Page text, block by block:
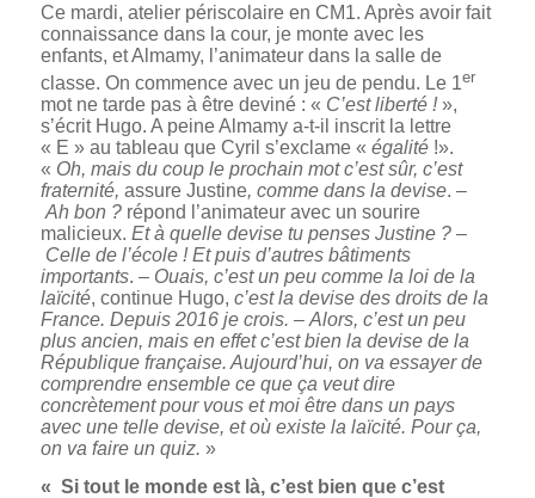
Ce mardi, atelier périscolaire en CM1. Après avoir fait
connaissance dans la cour, je monte avec les
enfants, et Almamy, l’animateur dans la salle de
classe. On commence avec un jeu de pendu. Le 1er
mot ne tarde pas à être deviné : « C’est liberté !»,
s’écrit Hugo. A peine Almamy a-t-il inscrit la lettre
« E » au tableau que Cyril s’exclame « égalité!».
« Oh, mais du coup le prochain mot c’est sûr, c’est
fraternité, assure Justine, comme dans la devise. –
Ah bon ?répond l’animateur avec un sourire
malicieux. Et à quelle devise tu penses Justine ?–
Celle de l’école ! Et puis d’autres bâtiments
importants. – Ouais, c’est un peu comme la loi de la
laïcité, continue Hugo, c’est la devise des droits de la
France. Depuis 2016 je crois. – Alors, c’est un peu
plus ancien, mais en effet c’est bien la devise de la
République française. Aujourd’hui, on va essayer de
comprendre ensemble ce que ça veut dire
concrètement pour vous et moi être dans un pays
avec une telle devise, et où existe la laïcité. Pour ça,
on va faire un quiz. »
« Si tout le monde est là, c’est bien que c’est